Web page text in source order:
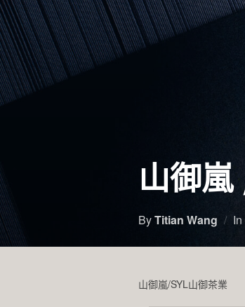
山御
ByTitian Wang In
山御嵐/SYL山御茶業